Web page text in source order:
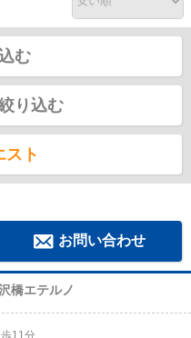
む
り込む
スト
お問い合わせ
橋エテルノ
歩11分